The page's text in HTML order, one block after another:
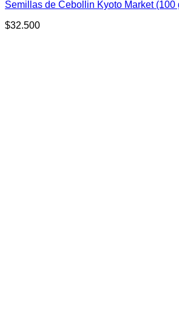
Semillas de Cebollin Kyoto Market (100
$32.500